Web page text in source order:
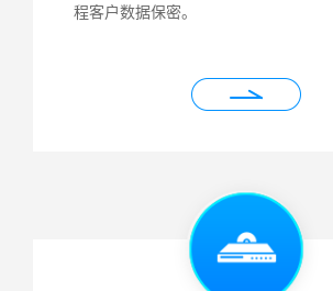
程客户数据保密。